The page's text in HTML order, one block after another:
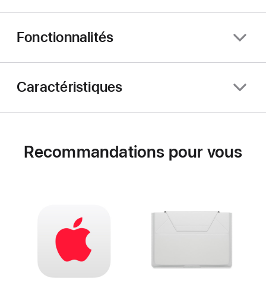
Fonctionnalités
Caractéristiques
Recommandations pour vous